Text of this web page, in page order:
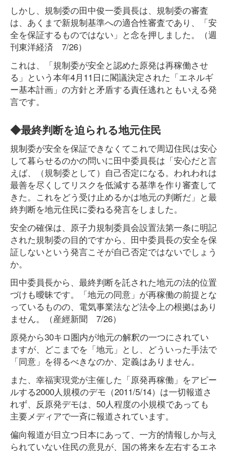
しかし、規制委の田中俊一委員長は、規制委の審査
は、あくまで新規制基準への適合性審査であり、「安
全を保証するものではない」と念を押しました。（週
刊東洋経済 7/26）
これは、「規制委が安全と認めた原発は再稼働させ
る」という本年4月11日に閣議決定された「エネルギ
ー基本計画」の方針と矛盾する責任逃れともいえる発
言です。
◆最終判断を迫られる地元住民
規制委が安全を保証できなくてこれで周辺住民は安心
して暮らせるのかの問いに田中委員長は「安心だと言
えば、（規制委として）自己否定になる。われわれは
最善を尽くしてリスクを低減する基準を作り審査して
きた。これをどう受け止めるかは地元の判断だ」と最
終判断を地元住民に委ねる発言をしました。
安全の確保は、原子力規制委員会設置法第一条に明記
された規制委の目的ですから、田中委員長の安全を保
証しないという発言こそが自己否定ではないでしょう
か。
田中委員長から、最終判断を託された地元の法的位置
づけも曖昧です。「地元の同意」が再稼働の前提とな
っているものの、電気事業法など法令上の根拠はあり
ません。（産經新聞 7/26）
原発から30キロ圏内が地元の解釈の一つにされてい
ますが、どこまでを「地元」とし、どういった手法で
「同意」を得るべきなのか、定義はありません。
また、幸福実現党が主催した「原発再稼働」をアピー
ルする2000人規模のデモ（2011/5/14）は一切報道さ
れず、反原発デモは、50人程度の小規模であっても
主要メディアで一斉に報道されています。
偏向報道が目立つ日本にあって、一方的情報しか与え
られていない住民の意見が、国の将来を左右するエネ